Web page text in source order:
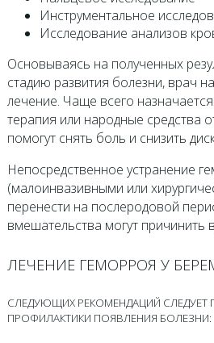
Инструментальное
Исследование анализов
Основываясь на полученных
стадию развития болезни, врач
лечение. Чаще всего
терапия или народные средства
помогут снять боль и снизить
Непосредственное устранение
(малоинвазивными или
перенести на послеродовой
вмешательства могут причинить
ЛЕЧЕНИЕ ГЕМОРРОЯ У
СЛЕДУЮЩИХ РЕКОМЕНДАЦИЙ СЛЕДУЕТ
ПРОФИЛАКТИКИ ПОЯВЛЕНИЯ БОЛЕЗНИ: